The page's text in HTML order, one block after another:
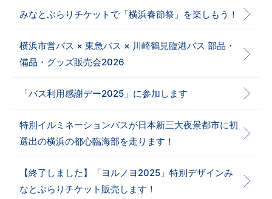
みなとぶらりチケットで「横浜春節祭」を楽しもう！
横浜市営バス × 東急バス × 川崎鶴見臨港バス 部品・
備品・グッズ販売会2026
「バス利用感謝デー2025」に参加します
特別イルミネーションバスが日本新三大夜景都市に初
選出の横浜の都心臨海部を走ります！
【終了しました】「ヨルノヨ2025」特別デザインみ
なとぶらりチケット販売します！